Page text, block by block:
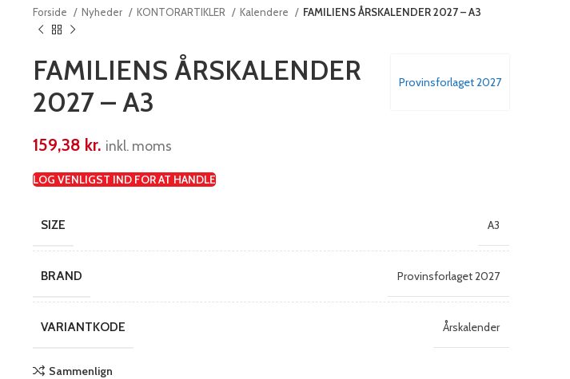
Forside Nyheder KONTORARTIKLER Kalendere FAMILIENS ÅRSKALENDER 2027 – A3
Provinsforlaget 2027
FAMILIENS ÅRSKALENDER
2027 – A3
159,38 kr. inkl. moms
LOG VENLIGST IND FOR AT HANDLE
SIZE A3
BRAND Provinsforlaget 2027
VARIANTKODE Årskalender
Sammenlign